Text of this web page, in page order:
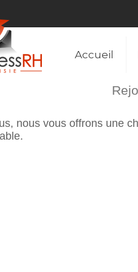
Accueil
nous vous offrons une